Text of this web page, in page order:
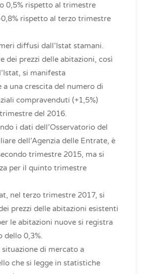
0,5% rispetto al trimestre
rispetto al terzo trimestre
diffusi dall’Istat stamani.
dei prezzi delle abitazioni, così
si manifesta
una crescita del numero di
compravenduti (+1,5%)
del 2016.
i dati dell’Osservatorio del
dell’Agenzia delle Entrate, è
trimestre 2015, ma si
per il quinto trimestre
nel terzo trimestre 2017, si
prezzi delle abitazioni esistenti
le abitazioni nuove si registra
dello 0,3%.
situazione di mercato a
che si legge in statistiche